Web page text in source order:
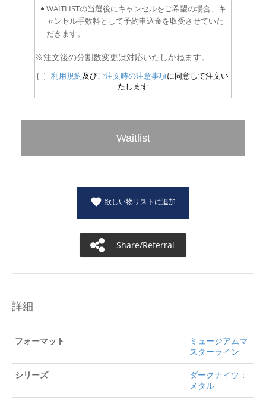
WAITLISTの当選後にキャンセルをご希望の場合、キ
ャンセル手数料として予約申込金を収受させていた
だきます。
※注文後の分割数変更は対応いたしかねます。
利用規約及びご注文時の注意事項に同意して注文い
たします
Waitlist
欲しい物リストに追加
Share/Referral
詳細
フォーマット
ミュージアムマ
スターライン
シリーズ
ダークナイツ：
メタル